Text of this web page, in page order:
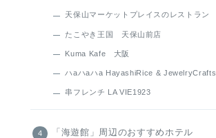
天保山マーケットプレイスのレストラン
たこやき王国 天保山前店
Kuma Kafe 大阪
ハaハaハa HayashiRice & JewelryCrafts
串フレンチ LA VIE1923
「海遊館」周辺のおすすめホテル